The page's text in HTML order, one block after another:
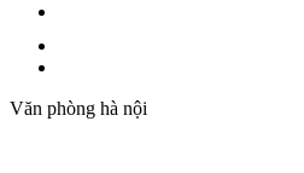
Văn phòng hà nội